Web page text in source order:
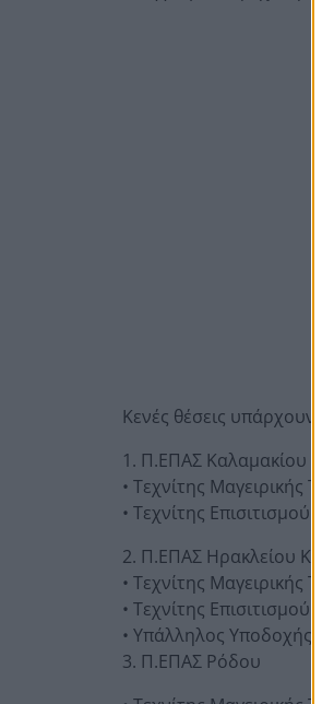
Κενές θέσεις υπάρχουν
1. Π.ΕΠΑΣ Καλαμακίου
• Τεχνίτης Μαγειρικής
• Τεχνίτης Επισιτισμού
2. Π.ΕΠΑΣ Ηρακλείου
• Τεχνίτης Μαγειρικής
• Τεχνίτης Επισιτισμού
• Υπάλληλος Υποδοχής
3. Π.ΕΠΑΣ Ρόδου